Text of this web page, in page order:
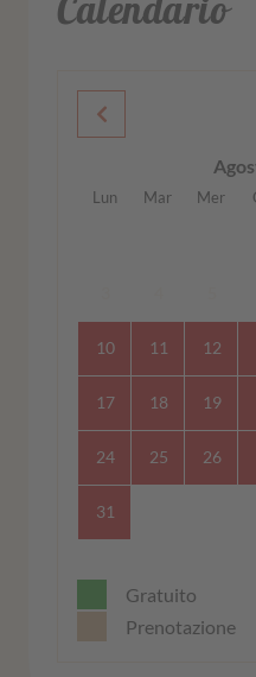
Lun Mar Mer
10 11 12
17 18 19
24 25 26
31
Gratuito
Prenotazione